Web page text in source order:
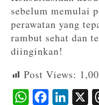
sebelum memulai
perawatan yang
rambut sehat dan
diinginkan!
Post Views:
W F Li